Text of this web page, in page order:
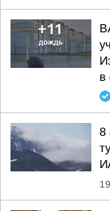
в
8